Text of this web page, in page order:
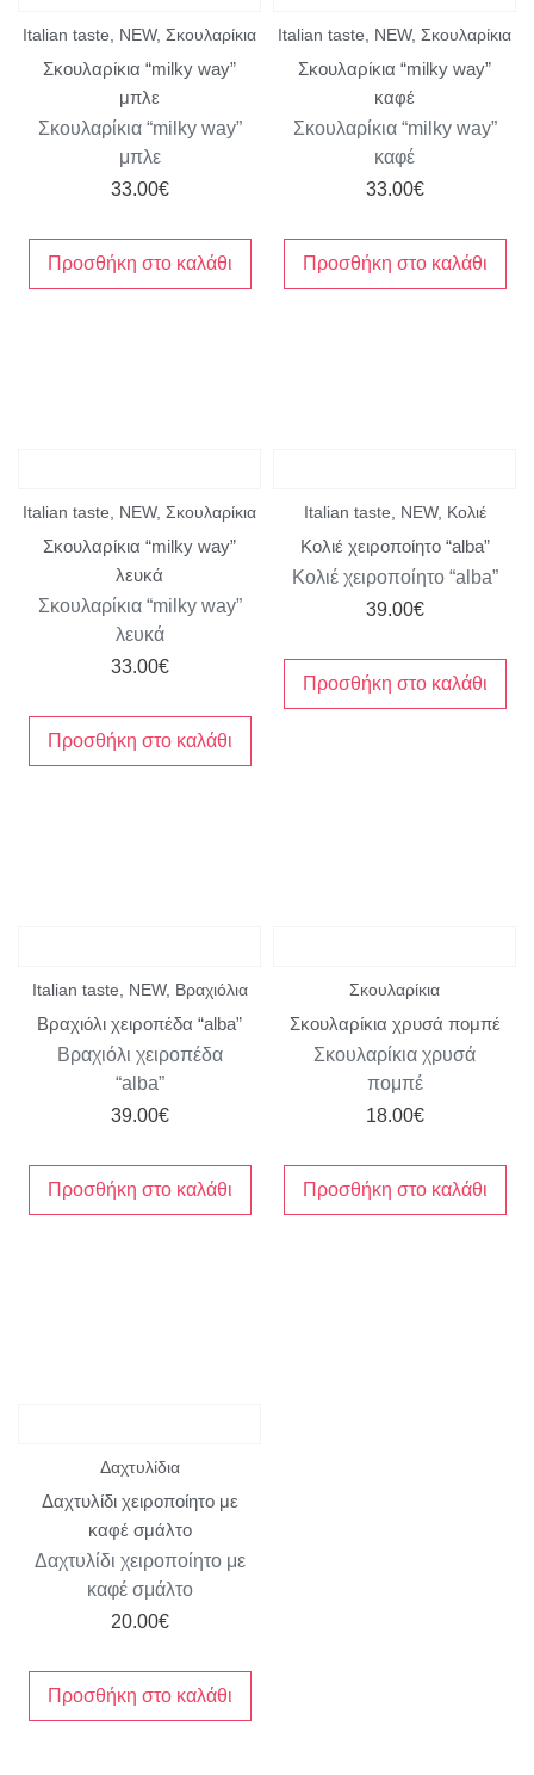
Italian taste NEW, Σκουλαρίκια
Σκουλαρίκια “milky way”
μπλε
Σκουλαρίκια “milky way”
μπλε
33.00€
Προσθήκη στο καλάθι
Italian taste NEW, Σκουλαρίκια
Σκουλαρίκια “milky way”
καφέ
Σκουλαρίκια “milky way”
καφέ
33.00€
Προσθήκη στο καλάθι
Italian taste NEW, Σκουλαρίκια
Σκουλαρίκια “milky way”
λευκά
Σκουλαρίκια “milky way”
λευκά
33.00€
Προσθήκη στο καλάθι
Italian taste NEW, Κολιέ
Κολιέ χειροποίητο “alba”
Κολιέ χειροποίητο “alba”
39.00€
Προσθήκη στο καλάθι
Italian taste NEW, Βραχιόλια
Βραχιόλι χειροπέδα “alba”
Βραχιόλι χειροπέδα
“alba”
39.00€
Προσθήκη στο καλάθι
Σκουλαρίκια
Σκουλαρίκια χρυσά πομπέ
Σκουλαρίκια χρυσά
πομπέ
18.00€
Προσθήκη στο καλάθι
Δαχτυλίδια
Δαχτυλίδι χειροποίητο με
καφέ σμάλτο
Δαχτυλίδι χειροποίητο με
καφέ σμάλτο
20.00€
Προσθήκη στο καλάθι